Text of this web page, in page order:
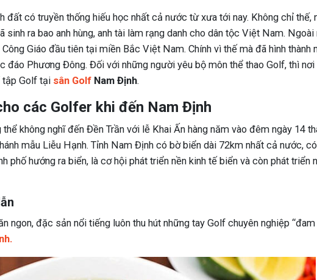
đất có truyền thống hiếu học nhất cả nước từ xưa tới nay. Không chỉ thế,
ra bao anh hùng, anh tài làm rạng danh cho dân tộc Việt Nam. Ngoài
Giáo đầu tiên tại miền Bắc Việt Nam. Chính vì thế mà đã hình thành
đáo Phương Đông. Đối với những người yêu bộ môn thể thao Golf, thì nơi
tập Golf tại sân Golf Nam Định.
các Golfer khi đến Nam Định
không nghĩ đến Đền Trần với lễ Khai Ấn hàng năm vào đêm ngày 14
mẫu Liễu Hạnh. Tỉnh Nam Định có bờ biển dài 72km nhất cả nước, có
phố hướng ra biển, là cơ hội phát triển nền kinh tế biển và còn phát triển
ngon, đặc sản nổi tiếng luôn thu hút những tay Golf chuyên nghiệp